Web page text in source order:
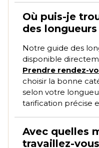
Où puis-je
des
Notre guide des
disponible
Prendre rendez-
choisir la bonne
selon votre
tarification précise
Avec quelles
travaillez-